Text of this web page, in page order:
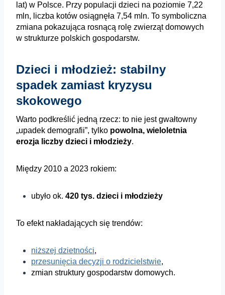
lat) w Polsce. Przy populacji dzieci na poziomie 7,22
mln, liczba kotów osiągnęła 7,54 mln. To symboliczna
zmiana pokazująca rosnącą rolę zwierząt domowych
w strukturze polskich gospodarstw.
Dzieci i młodzież: stabilny
spadek zamiast kryzysu
skokowego
Warto podkreślić jedną rzecz: to nie jest gwałtowny
„upadek demografii”, tylko powolna, wieloletnia
erozja liczby dzieci i młodzieży.
Między 2010 a 2023 rokiem:
ubyło ok. 420 tys. dzieci i młodzieży
To efekt nakładających się trendów:
niższej dzietności,
przesunięcia decyzji o rodzicielstwie,
zmian struktury gospodarstw domowych.